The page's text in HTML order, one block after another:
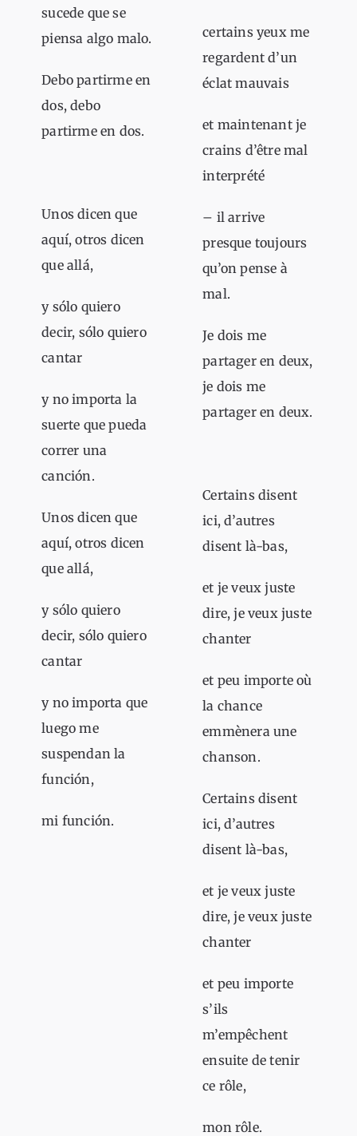
sucede que se
piensa algo malo.
Debo partirme en
dos, debo
partirme en dos.
Unos dicen que
aquí, otros dicen
que allá,
y sólo quiero
decir, sólo quiero
cantar
y no importa la
suerte que pueda
correr una
canción.
Unos dicen que
aquí, otros dicen
que allá,
y sólo quiero
decir, sólo quiero
cantar
y no importa que
luego me
suspendan la
función,
mi función.
certains yeux me
regardent d’un
éclat mauvais
et maintenant je
crains d’être mal
interprété
– il arrive
presque toujours
qu’on pense à
mal.
Je dois me
partager en deux,
je dois me
partager en deux.
Certains disent
ici, d’autres
disent là-bas,
et je veux juste
dire, je veux juste
chanter
et peu importe où
la chance
emmènera une
chanson.
Certains disent
ici, d’autres
disent là-bas,
et je veux juste
dire, je veux juste
chanter
et peu importe
s’ils
m’empêchent
ensuite de tenir
ce rôle,
mon rôle.